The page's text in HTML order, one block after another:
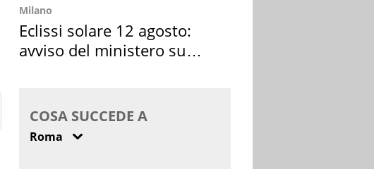
Milano
Eclissi solare 12 agosto:
avviso del ministero su